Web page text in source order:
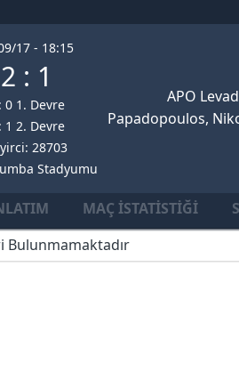
17 - 18:15
2 : 1
0 1. Devre
1 2. Devre
28703
Stadyumu
APO
Papadopoulos,
MAÇ İSTATISTIĞI
Bulunmamaktadır